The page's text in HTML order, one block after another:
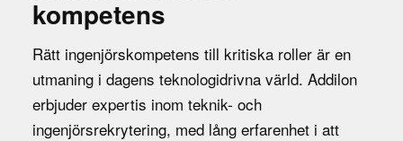
kompetens
Rätt ingenjörskompetens till kritiska roller är en
utmaning i dagens teknologidrivna värld. Addilon
erbjuder expertis inom teknik- och
ingenjörsrekrytering, med lång erfarenhet i att